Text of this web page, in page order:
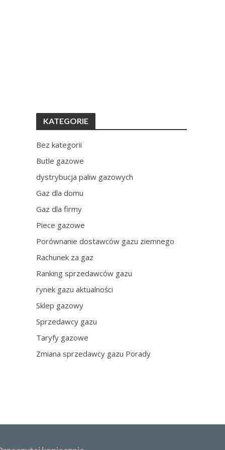
KATEGORIE
Bez kategorii
Butle gazowe
dystrybucja paliw gazowych
Gaz dla domu
Gaz dla firmy
Piece gazowe
Porównanie dostawców gazu ziemnego
Rachunek za gaz
Ranking sprzedawców gazu
rynek gazu aktualności
Sklep gazowy
Sprzedawcy gazu
Taryfy gazowe
Zmiana sprzedawcy gazu Porady